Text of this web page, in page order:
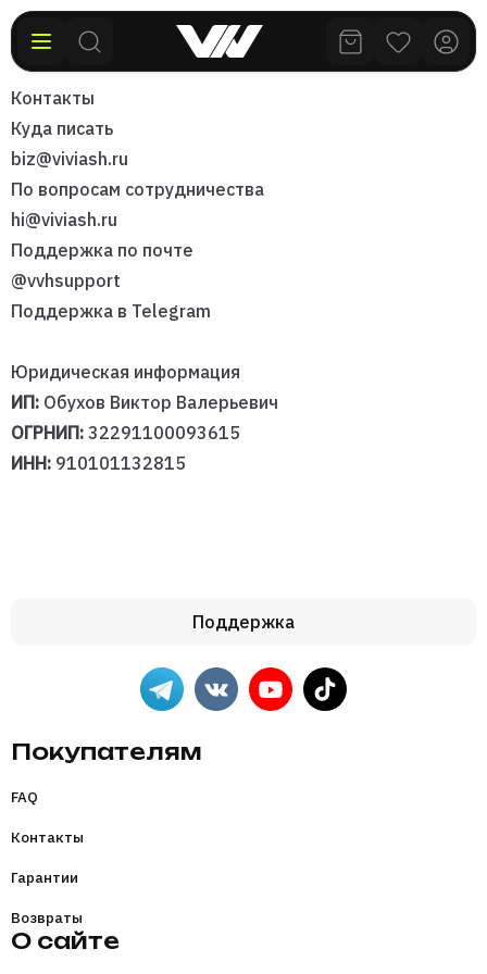
Контакты
Куда писать
biz@viviash.ru
По вопросам сотрудничества
hi@viviash.ru
Поддержка по почте
@vvhsupport
Поддержка в Telegram
Юридическая информация
ИП: Обухов Виктор Валерьевич
ОГРНИП: 32291100093615
ИНН: 910101132815
Покупателям
FAQ
Контакты
Гарантии
Возвраты
О сайте
Поддержка